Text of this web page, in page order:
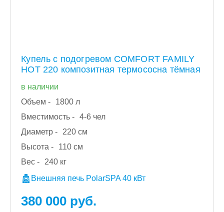
Купель с подогревом COMFORT FAMILY
HOT 220 композитная термососна тёмная
в наличии
Объем -
1800 л
Вместимость - 4-6 чел
Диаметр -
220 см
Высота -
110 см
Вес -
240 кг
Внешняя печь PolarSPA 40 кВт
380 000 руб.